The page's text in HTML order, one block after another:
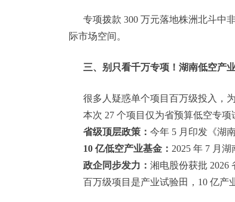
专项拨款 300 万元落地株洲北斗中
际市场空间。
三、别只看千万专项！湖南低空产
很多人疑惑单个项目百万级投入，为
本次 27 个项目仅为省预算低空专项
省级顶层政策： 今年 5 月印发《湖
10 亿低空产业基金： 2025 年 7 月
政企同步发力： 湘电股份获批 2026
百万级项目是产业试验田，10 亿产